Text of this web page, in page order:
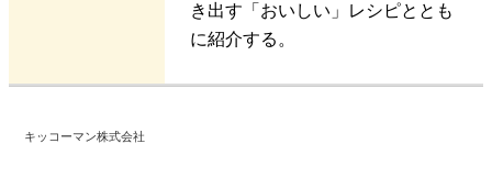
き出す「おいしい」レシピととも
に紹介する。
キッコーマン株式会社